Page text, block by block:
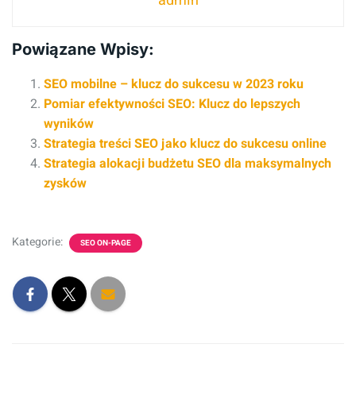
Powiązane Wpisy:
SEO mobilne – klucz do sukcesu w 2023 roku
Pomiar efektywności SEO: Klucz do lepszych
wyników
Strategia treści SEO jako klucz do sukcesu online
Strategia alokacji budżetu SEO dla maksymalnych
zysków
Kategorie: SEO ON-PAGE